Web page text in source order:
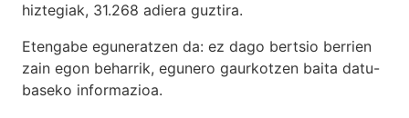
hiztegiak, 31.268 adiera guztira.
Etengabe eguneratzen da: ez dago bertsio berrien
zain egon beharrik, egunero gaurkotzen baita datu-
baseko informazioa.